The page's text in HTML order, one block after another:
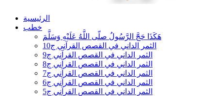
الرئيسية
خطب
هَكَذَا حَجَّ الرَّسُولُ صلّى اللَّهُ عَلَيْهِ وَسَلَّمَ
الثمر الداني في القصص القرآني ج10
الثمر الداني في القصص القرآني ج9
الثمر الداني في القصص القرآني ج8
الثمر الداني في القصص القرآني ج7
الثمر الداني في القصص القرآني ج6
الثمر الداني في القصص القرآني ج5